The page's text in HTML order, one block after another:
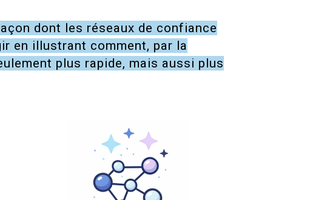
dont les réseaux de confiance
en illustrant comment, par la
plus rapide, mais aussi plus